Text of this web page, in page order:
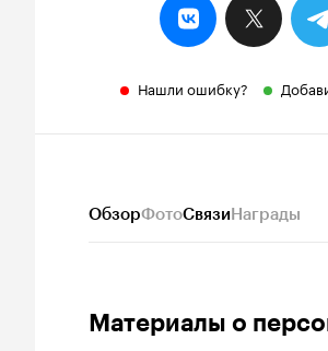
Нашли ошибку?
ОбзорФотоСвязиНаграды
Материалы о